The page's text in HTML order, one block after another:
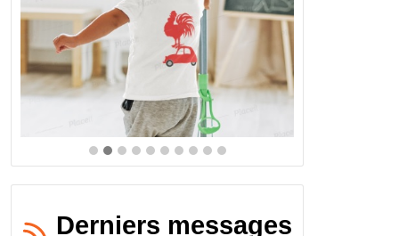
Derniers messages